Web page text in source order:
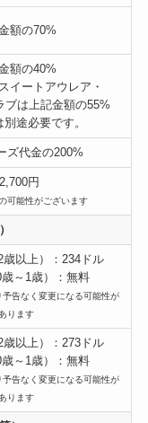
額の70%
額の40%
イートアウレア・
ブは上記金額の55%
途必要です。
ズ代金の200%
円
可能性がございます
歳以上）：234ドル
～1歳）：無料
告なく変更になる可能性が
ります
歳以上）：273ドル
～1歳）：無料
告なく変更になる可能性が
ります